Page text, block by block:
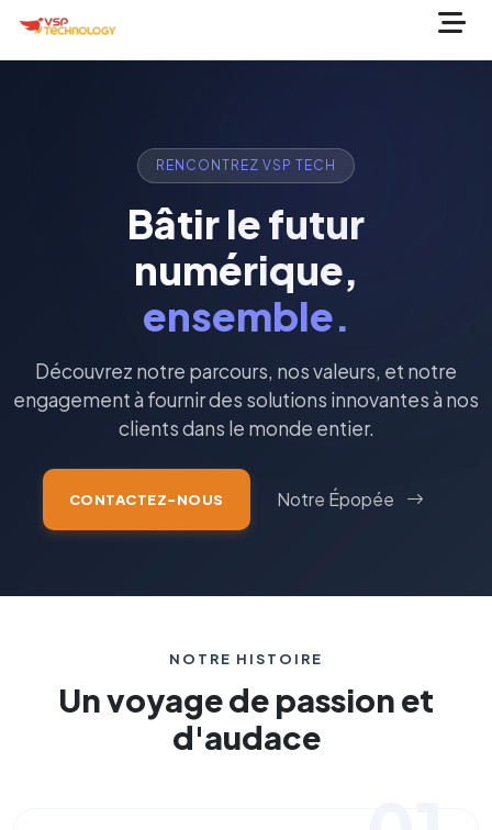
RENCONTREZ VSP TECH
Bâtir le futur
numérique,
ensemble.
Découvrez notre parcours, nos valeurs, et notre
engagement à fournir des solutions innovantes à nos
clients dans le monde entier.
CONTACTEZ-NOUS Notre Épopée
NOTRE HISTOIRE
Un voyage de passion et
d'audace